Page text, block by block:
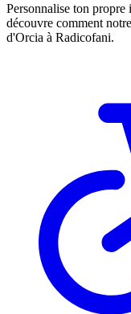
Personnalise ton
découvre comment
d'Orcia à Radicofani.